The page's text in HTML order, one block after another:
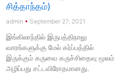
சித்தாந்தம்)
admin September 27, 2021
இங்கிலாந்தில் இருபத்திநாலு
வாரங்களுக்கு மேல் கர்ப்பத்தில்
இருக்கும் கருவை கருச்சிதைவு மூலம்
அழிப்பது சட்டவிரோதமானது.